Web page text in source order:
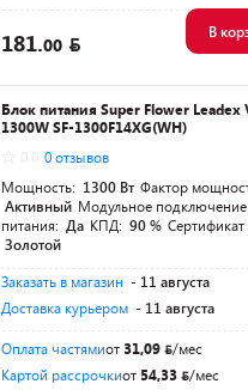
181.00
В
Блок питания Super Flower Leadex
1300W SF-1300F14XG(WH)
0 отзывов
Мощность: 1300 Вт Фактор
Активный Модульное подключение
питания: Да КПД: 90 % Сертификат
Золотой
Заказать в магазин - 11 августа
Доставка курьером - 11 августа
Оплата частямиот31,09
/мес
Картой рассрочкиот 54,33 /мес